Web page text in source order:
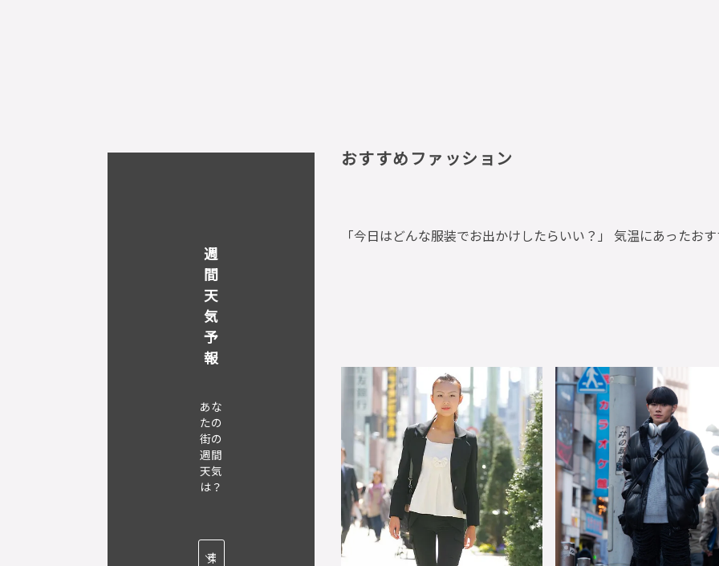
週
間
天
気
予
報
あな
たの
街の
週間
天気
は？
おすすめファッション
「今日はどんな服装でお出かけしたらいい？」 気温にあったお